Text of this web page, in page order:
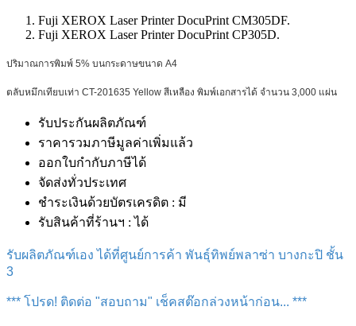
Fuji XEROX Laser Printer DocuPrint CM305DF.
Fuji XEROX Laser Printer DocuPrint CP305D.
ปริมาณการพิมพ์ 5% บนกระดาษขนาด A4
ตลับหมึกเทียบเท่า CT-201635 Yellow สีเหลือง พิมพ์เอกสารได้ จำนวน 3,000 แผ่น
รับประกันผลิตภัณฑ์
ราคารวมภาษีมูลค่าเพิ่มแล้ว
ออกใบกำกับภาษีได้
จัดส่งทั่วประเทศ
ชำระเงินด้วยบัตรเครดิต : มี
รับสินค้าที่ร้านฯ : ได้
รับผลิตภัณฑ์เอง ได้ที่ศูนย์การค้า พันธุ์ทิพย์พลาซ่า บางกะปิ ชั้น
3
*** โปรด! ติดต่อ "สอบถาม" เช็คสต๊อกล่วงหน้าก่อน... ***